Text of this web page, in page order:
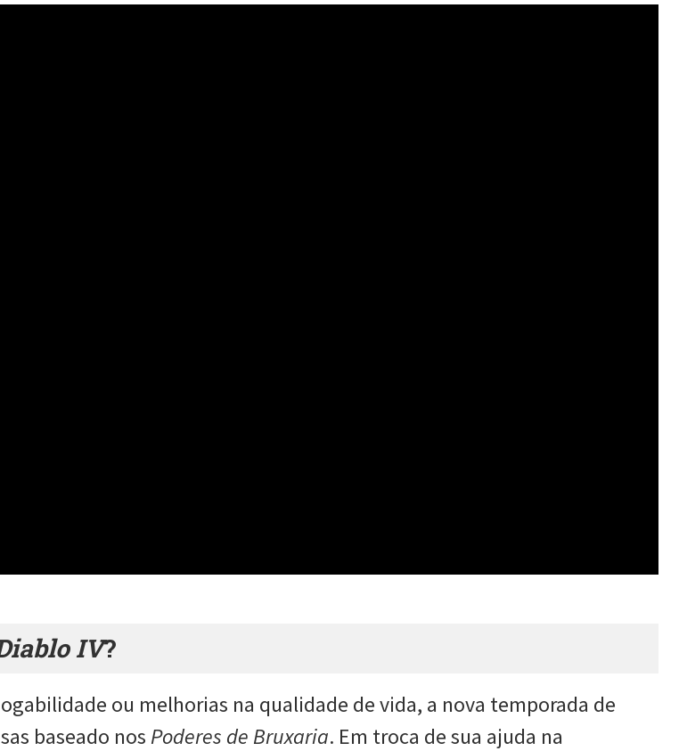
IV?
ou melhorias na qualidade de vida, a nova temporada de
baseado nos Poderes de Bruxaria. Em troca de sua ajuda na